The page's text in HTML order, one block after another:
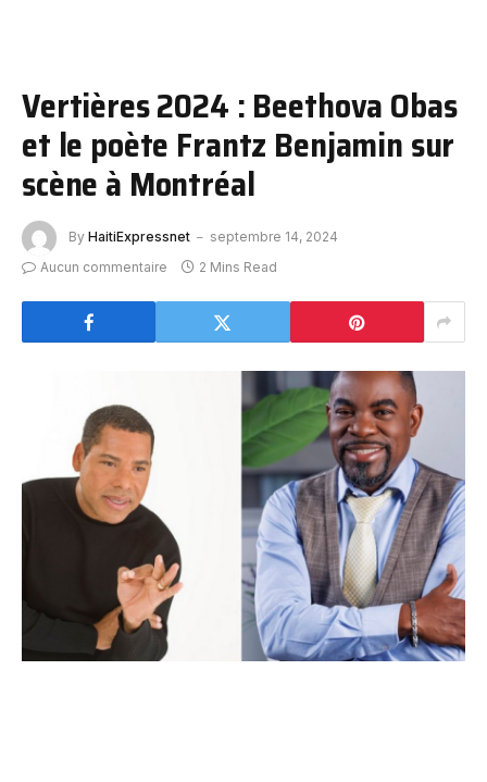
Vertières 2024 : Beethova Obas
et le poète Frantz Benjamin sur
scène à Montréal
By HaitiExpressnet
septembre 14, 2024
Aucun commentaire
2 Mins Read